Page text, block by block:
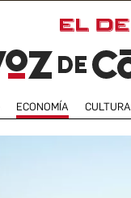
ECONOMÍA CULTURA